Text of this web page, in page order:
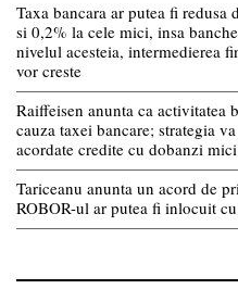
Taxa bancara ar putea fi
si 0,2% la cele mici, insa
nivelul acesteia, intermedierea
vor creste
Raiffeisen anunta ca activitatea
cauza taxei bancare; strategia
acordate credite cu dobanzi mici
Tariceanu anunta un acord de
ROBOR-ul ar putea fi inlocuit